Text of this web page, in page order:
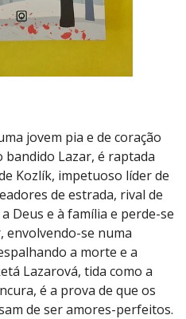
jovem pia e de coração
bandido Lazar, é raptada
Kozlík, impetuoso líder de
de estrada, rival de
Deus e à família e perde-se
envolvendo-se numa
a morte e a
Lazarová, tida como a
é a prova de que os
de ser amores-perfeitos.